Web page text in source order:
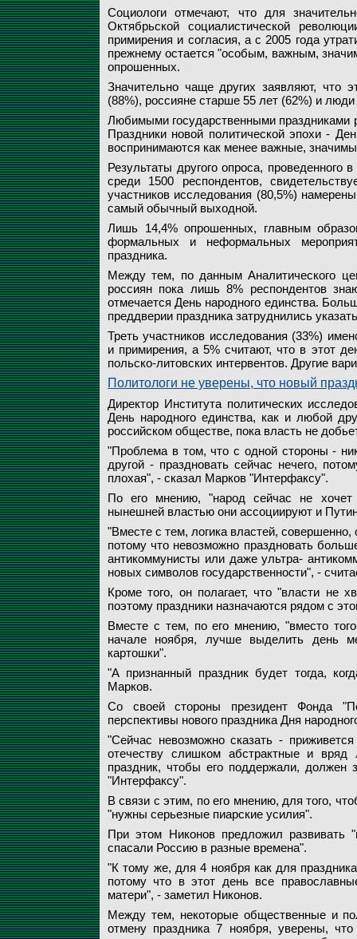
Социологи отмечают, что для
Октябрьской социалистической
примирения и согласия, а с 2005 года
прежнему остается "особым, важным,
опрошенных.
Значительно чаще других заявляют, что
(88%), россияне старше 55 лет (62%) и
Любимыми государственными
Праздники новой политической эпохи -
воспринимаются как менее важные,
Результаты другого опроса,
среди 1500 респондентов,
участников исследования (80,5%)
самый обычный выходной.
Лишь 14,4% опрошенных, главным
формальных и неформальных
праздника.
Между тем, по данным Аналитического
россиян пока лишь 8% респондентов
отмечается День народного единства.
преддверии праздника затруднились
Треть участников исследования (33%)
и примирения, а 5% считают, что в этот
польско-литовских интервентов. Другие
Политологи не уверены, что новый
Директор Института политических
День народного единства, как и любой
российском обществе, пока власть не
"Проблема в том, что с одной стороны -
другой - праздновать сейчас нечего,
плохая", - сказал Марков "Интерфаксу".
По его мнению, "народ сейчас не хочет
нынешней властью они ассоциируют и
"Вместе с тем, логика властей,
потому что невозможно праздновать
антикоммунисты или даже ультра-
новых символов государственности", -
Кроме того, он полагает, что "власти не
поэтому праздники назначаются рядом с
Вместе с тем, по его мнению, "вместо
начале ноября, лучше выделить день
картошки".
"А признанный праздник будет тогда,
Марков.
Со своей стороны президент Фонда
перспективы нового праздника Дня
"Сейчас невозможно сказать -
отечеству слишком абстрактные и
праздник, чтобы его поддержали, должен
"Интерфаксу".
В связи с этим, по его мнению, для того,
"нужны серьезные пиарские усилия".
При этом Никонов предложил развивать
спасали Россию в разные времена".
"К тому же, для 4 ноября как для
потому что в этот день все
матери", - заметил Никонов.
Между тем, некоторые общественные и
отмену праздника 7 ноября, уверены,